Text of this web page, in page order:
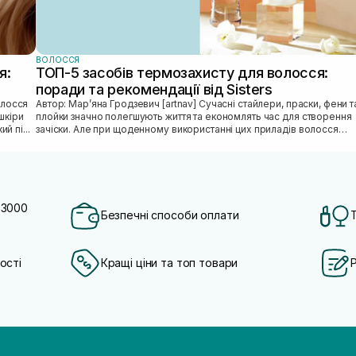
пі...
ВОЛОССЯ
ТОП-5 засобів термозахисту для волосся:
поради та рекомендації від Sisters
Автор: Марʼяна Гродзевич [artnav] Сучасні стайлери, праски, фени та
плойки значно полегшують життя та економлять час для створення
зачіски. Але при щоденному використанні цих приладів волосся
Безпечні способи оплати
Кращі ціни та топ товари